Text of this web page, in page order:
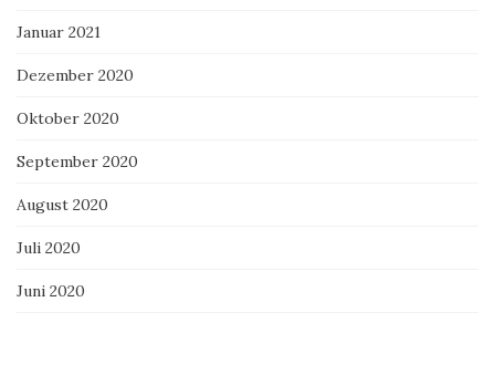
Januar 2021
Dezember 2020
Oktober 2020
September 2020
August 2020
Juli 2020
Juni 2020